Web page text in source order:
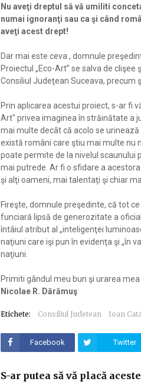
Nu aveţi dreptul să vă umiliti
numai ignoranţi sau ca şi când
aveţi acest drept!
Dar mai este ceva , domnule
Proiectul „Eco-Art” se salva de
Consiliul Judeţean Suceava, precum
Prin aplicarea acestui proiect, s-ar fi
Art" privea imaginea în străinătate a
mai multe decât că acolo se urinează
există români care ştiu mai multe nu
poate permite de la nivelul scaunului
mai putrede. Ar fi o sfidare a acestora
şi alţi oameni, mai talentaţi şi chiar
Fireşte, domnule preşedinte, că tot
funciară lipsă de generozitate a
întâiul atribut al „inteligenţei
naţiuni care işi pun în evidenţa şi „în
naţiuni.
Primiti gândul meu bun şi urarea
Nicolae R. Dărămuş
Etichete: Consiliul Judetean Ioan
Facebook Twitter
S-ar putea să vă placă